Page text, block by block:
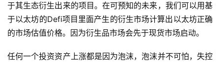
于其生态衍生出来的项目。在可预知的未来，我们可以用基
于以太坊的Defi项目里面产生的衍生市场计算出以太坊正确
的市场估值价格。因为衍生品市场会先于现货市场启动。
任何一个投资资产上涨都是因为泡沫，泡沫并不可怕，失控